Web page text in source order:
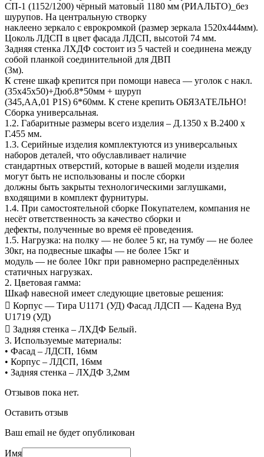
СП-1 (1152/1200) чёрный матовый 1180 мм (РИАЛЬТО)_без
шурупов. На центральную створку
наклеено зеркало с еврокромкой (размер зеркала 1520х444мм).
Цоколь ЛДСП в цвет фасада ЛДСП, высотой 74 мм.
Задняя стенка ЛХДФ состоит из 5 частей и соединена между
собой планкой соединительной для ДВП
(3м).
К стене шкаф крепится при помощи навеса — уголок с накл.
(35х45х50)+Дюб.8*50мм + шуруп
(345,АА,01 P1S) 6*60мм. К стене крепить ОБЯЗАТЕЛЬНО!
Сборка универсальная.
1.2. Габаритные размеры всего изделия – Д.1350 х В.2400 х
Г.455 мм.
1.3. Серийные изделия комплектуются из универсальных
наборов деталей, что обуславливает наличие
стандартных отверстий, которые в вашей модели изделия
могут быть не использованы и после сборки
должны быть закрыты технологическими заглушками,
входящими в комплект фурнитуры.
1.4. При самостоятельной сборке Покупателем, компания не
несёт ответственность за качество сборки и
дефекты, полученные во время её проведения.
1.5. Нагрузка: на полку — не более 5 кг, на тумбу — не более
30кг, на подвесные шкафы — не более 15кг и
модуль — не более 10кг при равномерно распределённых
статичных нагрузках.
2. Цветовая гамма:
Шкаф навесной имеет следующие цветовые решения:
 Корпус — Тира U1171 (УД) Фасад ЛДСП — Кадена Вуд
U1719 (УД)
 Задняя стенка – ЛХДФ Белый.
3. Используемые материалы:
• Фасад – ЛДСП, 16мм
• Корпус – ЛДСП, 16мм
• Задняя стенка – ЛХДФ 3,2мм
Отзывов пока нет.
Оставить отзыв
Ваш email не будет опубликован
Имя